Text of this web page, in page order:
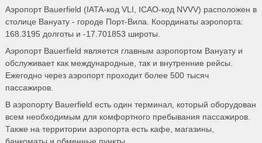
Аэропорт Bauerfield (IATA-код VLI, ICAO-код NVVV) расположен в
столице Вануату - городе Порт-Вила. Координаты аэропорта:
168.3195 долготы и -17.701853 широты.
Аэропорт Bauerfield является главным аэропортом Вануату и
обслуживает как международные, так и внутренние рейсы.
Ежегодно через аэропорт проходит более 500 тысяч
пассажиров.
В аэропорту Bauerfield есть один терминал, который оборудован
всем необходимым для комфортного пребывания пассажиров.
Также на территории аэропорта есть кафе, магазины,